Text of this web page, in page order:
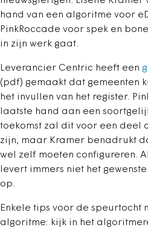
hand van een algoritme voor
PinkRoccade voor spek en
in zijn werk gaat.
Leverancier Centric heeft een
(pdf) gemaakt dat gemeenten
het invullen van het register.
laatste hand aan een
toekomst zal dit voor een deel
zijn, maar Kramer benadrukt
wel zelf moeten configureren.
levert immers niet het
op.
Enkele tips voor de speurtocht
algoritme: kijk in het